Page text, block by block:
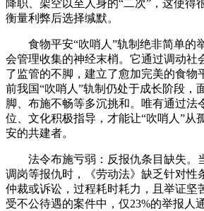
降职、架空以至人身的“二次”，这使得
衡量利弊后选择缄默。
食物平安“吹哨人”轨制绝非简单的
会管理收集的神经末梢。它通过调动社
了监管的不脚，建立了愈加完美的食物
前我国“吹哨人”轨制仍处于成长阶段，
脚、布施不畅等多沉挑和。唯有通过法
位、文化积极指导，才能让“吹哨人”从
安的共建者。
法令布施亏弱：反报仇条目缺失。当
调岗等报仇时，《劳动法》缺乏针对性
仲裁或诉讼，过程耗时耗力，且举证坚
受不公待遇的案件中，仅23%的举报人